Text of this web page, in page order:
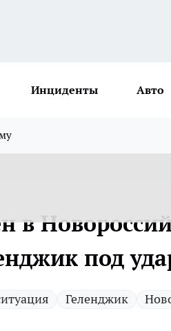
Инциденты Авто
в
под
Геленджик